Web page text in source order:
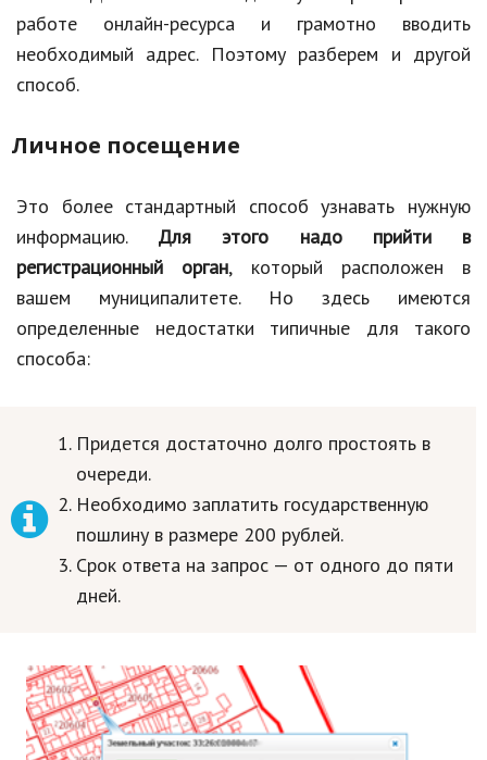
работе онлайн-ресурса и грамотно вводить
необходимый адрес. Поэтому разберем и другой
способ.
Личное посещение
Это более стандартный способ узнавать нужную
информацию. Для этого надо прийти в
регистрационный орган, который расположен в
вашем муниципалитете. Но здесь имеются
определенные недостатки типичные для такого
способа:
Придется достаточно долго простоять в
очереди.
Необходимо заплатить государственную
пошлину в размере 200 рублей.
Срок ответа на запрос — от одного до пяти
дней.